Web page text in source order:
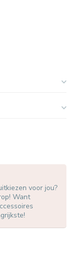
voor jou?
Want